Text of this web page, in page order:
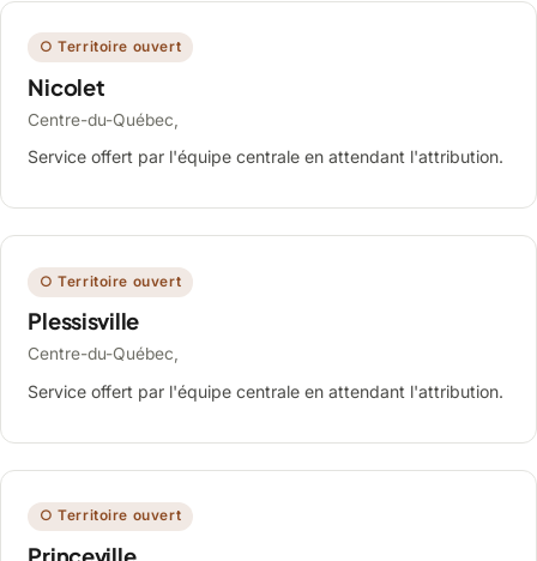
○ Territoire ouvert
Nicolet
Centre-du-Québec,
Service offert par l'équipe centrale en attendant l'attribution.
○ Territoire ouvert
Plessisville
Centre-du-Québec,
Service offert par l'équipe centrale en attendant l'attribution.
○ Territoire ouvert